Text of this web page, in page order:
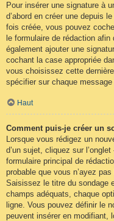
Pour insérer une signature à
d’abord en créer une depuis
fois créée, vous pouvez
le formulaire de rédaction
également ajouter une
cochant la case appropriée
vous choisissez cette
spécifier sur chaque
Haut
Comment puis-je créer un
Lorsque vous rédigez un
d’un sujet, cliquez sur
formulaire principal de
probable que vous n’ayez
Saisissez le titre du sondage
champs adéquats, chaque
ligne. Vous pouvez définir le
peuvent insérer en modifiant,